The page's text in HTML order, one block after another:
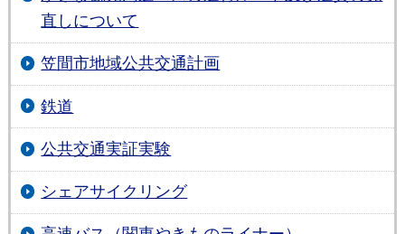
直しについて
笠間市地域公共交通計画
鉄道
公共交通実証実験
シェアサイクリング